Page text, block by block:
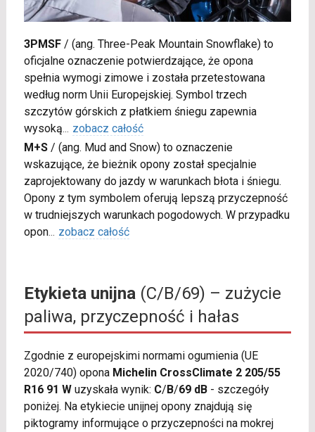
3PMSF/ (ang. Three-Peak Mountain Snowflake) to
oficjalne oznaczenie potwierdzające, że opona
spełnia wymogi zimowe i została przetestowana
według norm Unii Europejskiej. Symbol trzech
szczytów górskich z płatkiem śniegu zapewnia
wysoką... zobacz całość
M+S/ (ang. Mud and Snow) to oznaczenie
wskazujące, że bieżnik opony został specjalnie
zaprojektowany do jazdy w warunkach błota i śniegu.
Opony z tym symbolem oferują lepszą przyczepność
w trudniejszych warunkach pogodowych. W przypadku
opon... zobacz całość
Etykieta unijna(C/B/69) – zużycie
paliwa, przyczepność i hałas
Zgodnie z europejskimi normami ogumienia (UE
2020/740) opona Michelin CrossClimate 2 205/55
R16 91 Wuzyskała wynik: C/B/69 dB- szczegóły
poniżej. Na etykiecie unijnej opony znajdują się
piktogramy informujące o przyczepności na mokrej